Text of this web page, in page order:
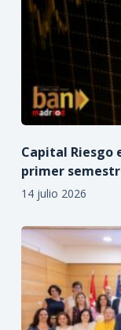
Capital Riesgo
primer
14 julio 2026